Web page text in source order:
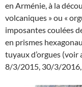
en Arménie, à la
volcaniques » ou «
imposantes coulées
en prismes
tuyaux d’orgues
8/3/2015, 30/3/